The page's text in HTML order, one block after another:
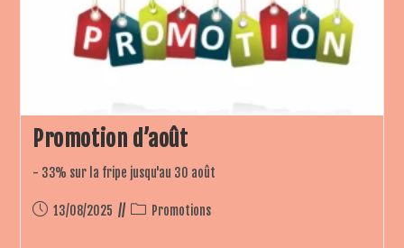
Promotion d’août
- 33% sur la fripe jusqu'au 30 août
Publication
13/08/2025
PostPromotions